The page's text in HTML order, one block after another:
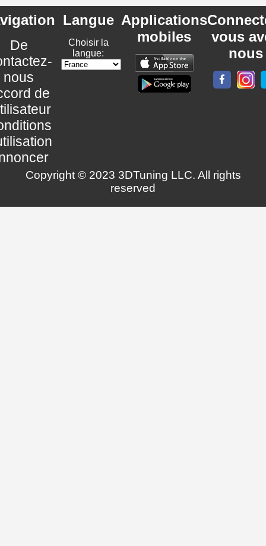
De
nous
de
Langue
Choisir la
langue:
Applications
mobiles
vous
nous
Copyright © 2023 3DTuning LLC. All rights
reserved